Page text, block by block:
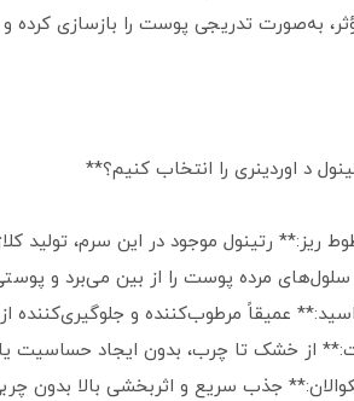
به‌صورت تدریجی پوست را بازسازی
د اوردینری را انتخاب کنیم؟**
رتینول موجود در این سرم، تولید
سلول‌های مرده پوست را از بین می‌برد و
عمیقاً مرطوب‌کننده و جلوگیری‌کننده
از خشک تا چرب، بدون ایجاد حساسیت
جذب سریع و اثربخشی بالا بدون